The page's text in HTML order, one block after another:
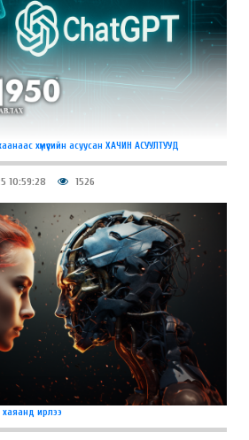
хүмүүсийн асуусан ХАЧИН АСУУЛТУУД
10:59:28 1526
ирлээ